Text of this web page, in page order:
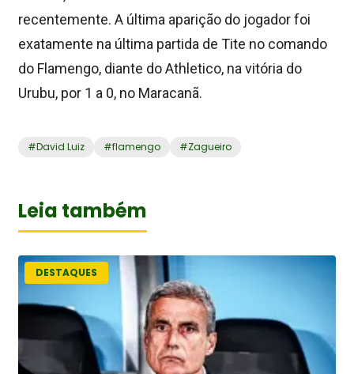
recentemente. A última aparição do jogador foi
exatamente na última partida de Tite no comando
do Flamengo, diante do Athletico, na vitória do
Urubu, por 1 a 0, no Maracanã.
#David Luiz #flamengo #Zagueiro
Leia também
DESTAQUES